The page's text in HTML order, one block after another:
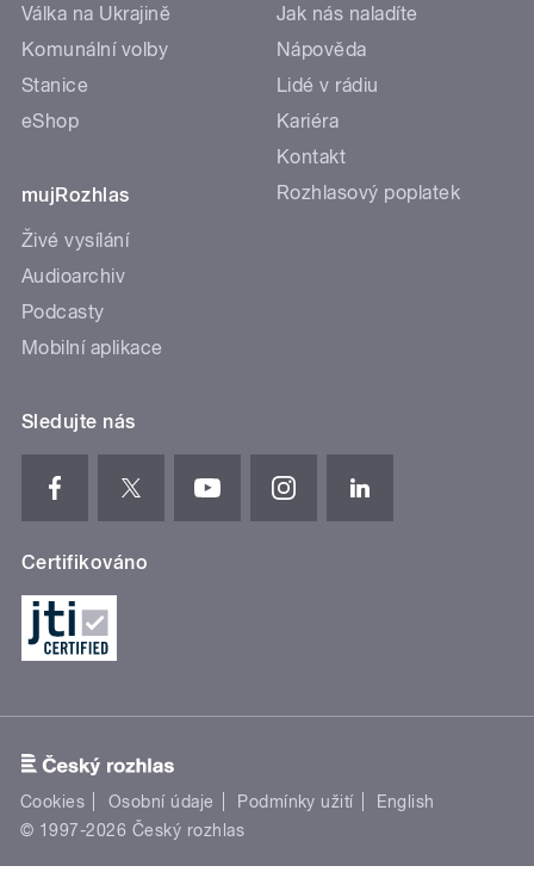
Válka na Ukrajině
Komunální volby
Stanice
eShop
mujRozhlas
Živé vysílání
Audioarchiv
Podcasty
Mobilní aplikace
Jak nás naladíte
Nápověda
Lidé v rádiu
Kariéra
Kontakt
Rozhlasový poplatek
Sledujte nás
Certifikováno
Cookies Osobní údaje Podmínky užití
English
© 1997-2026 Český rozhlas